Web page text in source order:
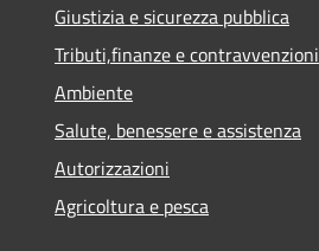
Giustizia e sicurezza pubblica
Tributi,finanze e contravvenzioni
Ambiente
Salute, benessere e assistenza
Autorizzazioni
Agricoltura e pesca